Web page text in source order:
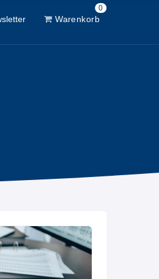
Warenkorb
0